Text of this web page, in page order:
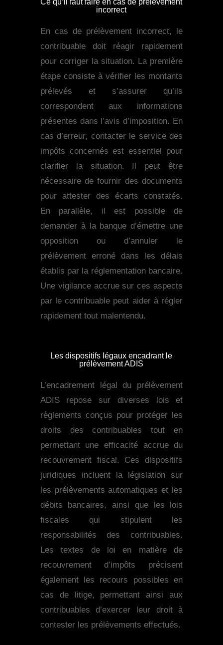
incorrect
En cas de prélèvement incorrect, le
contribuable doit réagir rapidement
pour corriger la situation. La première
étape consiste à vérifier les montants
prélevés et s’assurer qu’ils
correspondent aux informations
présentes dans l’avis d’imposition. En
cas d’erreur, contacter le service des
impôts concernés est essentiel pour
clarifier la situation. Il peut être
nécessaire de fournir des documents
pour attester des écarts constatés.
En parallèle, il est possible de
demander à la banque d’émettre une
opposition ou d’annuler le
prélèvement erroné dans les délais
établis par la réglementation bancaire.
Une vigilance accrue sur ces aspects
par le contribuable peut aider à régler
rapidement tout malentendu.
Les dispositifs légaux encadrant le
prélèvement ADIS
L’encadrement légal du prélèvement
ADIS repose sur diverses lois et
règlements conçus pour protéger les
droits des contribuables tout en
permettant une efficacité accrue du
recouvrement fiscal. Ces dispositifs
juridiques incluent la législation sur
les prélèvements automatiques et les
débits bancaires, ainsi que les lois
fiscales qui stipulent les
responsabilités des contribuables.
Les textes de loi en matière de
recouvrement d’impôts précisent
également les recours possibles en
cas de litige, permettant ainsi aux
contribuables d’exercer leur droit à
contester les prélèvements effectués.